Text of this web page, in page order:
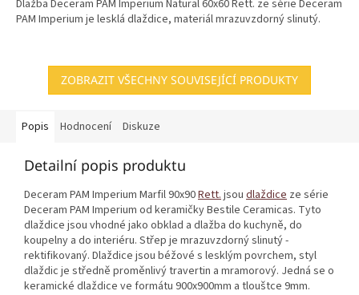
Dlažba Deceram PAM Imperium Natural 60x60 Rett. ze série Deceram
PAM Imperium je lesklá dlaždice, materiál mrazuvzdorný slinutý.
ZOBRAZIT VŠECHNY SOUVISEJÍCÍ PRODUKTY
Popis Hodnocení Diskuze
Detailní popis produktu
Deceram PAM Imperium Marfil 90x90Rett. jsou dlaždice ze série
Deceram PAM Imperium od keramičky Bestile Ceramicas. Tyto
dlaždice jsou vhodné jako obklad a dlažba do kuchyně, do
koupelny a do interiéru. Střep je mrazuvzdorný slinutý -
rektifikovaný. Dlaždice jsou béžové s lesklým povrchem, styl
dlaždic je středně proměnlivý travertin a mramorový. Jedná se o
keramické dlaždice ve formátu 900x900mm a tlouštce 9mm.